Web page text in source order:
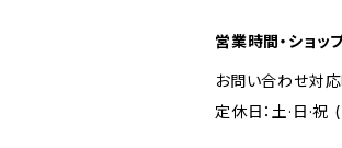
営業時間・ショッ
お問い合わせ対
定休日：土·日·